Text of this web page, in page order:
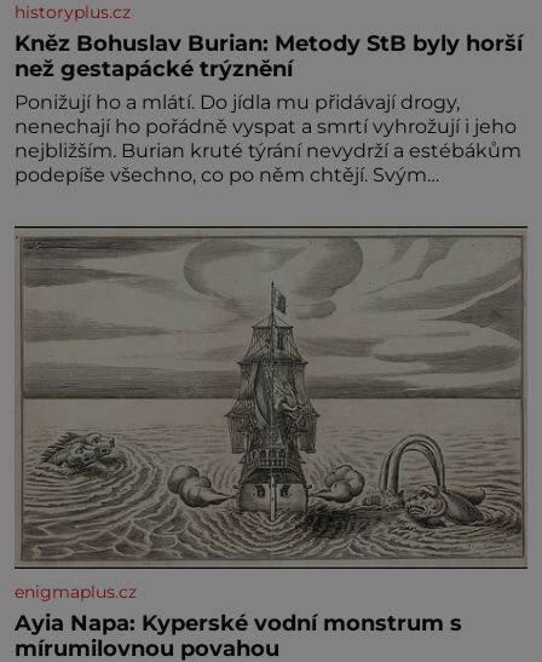
historyplus.cz
Kněz Bohuslav Burian: Metody StB byly horší
než gestapácké trýznění
Ponižují ho a mlátí. Do jídla mu přidávají drogy,
nenechají ho pořádně vyspat a smrtí vyhrožují i jeho
nejbližším. Burian kruté týrání nevydrží a estébákům
podepíše všechno, co po něm chtějí. Svým
výslechů nikdo nevyvíjel fyzický ani psychický nátlak.
Syn brněnského řezníka chce být knězem a
enigmaplus.cz
Ayia Napa: Kyperské vodní monstrum s
mírumilovnou povahou